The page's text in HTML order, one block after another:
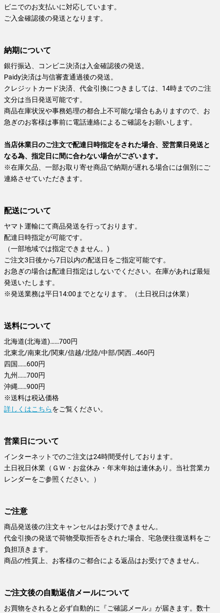
ビニでのお支払いに対応しています。
ご入金確認後の発送となります。
納期について
銀行振込、コンビニ決済は入金確認後の発送。
Paidy決済は与信審査通過後の発送。
クレジットカード決済、代金引換につきましては、14時までのご注
文分は当日発送可能です。
商品在庫状況や事務処理の都合上不可能な場合もありますので、お
急ぎのお客様は事前に電話連絡によるご確認をお願いします。
当店休業日のご注文で配達日時指定をされた場合、翌営業日発送と
なる為、指定日に間に合わない場合がございます。
※在庫欠品、一部お取り寄せ商品で納期が遅れる場合には個別にご
連絡させていただきます。
配送について
ヤマト運輸にて商品発送を行っております。
配達日時指定が可能です。
（一部地域では指定できません。)
ご注文3日後から7日以内の配送日をご指定可能です。
お急ぎの場合は配達日指定はしないでください。在庫があれば最短
発送いたします。
※発送業務は平日14:00までとなります。（土日祝日は休業）
送料について
北海道(北海道)……700円
北東北/南東北/関東/信越/北陸/中部/関西…460円
四国……600円
九州……700円
沖縄……900円
※送料は税込価格
詳しくはこちらをご覧ください。
営業日について
インターネットでのご注文は24時間受付しております。
土日祝日休業（ＧＷ・お盆休み・年末年始は連休あり。当社営業カ
レンダーをご参照ください。）
ご注意
商品発送後の注文キャンセルはお受けできません。
代金引換の発送で荷物受取拒否をされた場合、宅急便往復送料をご
負担頂きます。
商品の性質上、お客様のご都合による返品はお受けできません。
ご注文後の自動返信メールについて
お買物をされると必ず自動的に『ご確認メール』が届きます。数十